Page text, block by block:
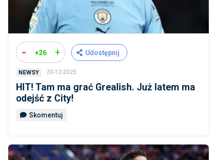
- +26 + Udostępnij
NEWSY 20-12-2025
HIT! Tam ma grać Grealish. Już latem ma
odejść z City!
Skomentuj